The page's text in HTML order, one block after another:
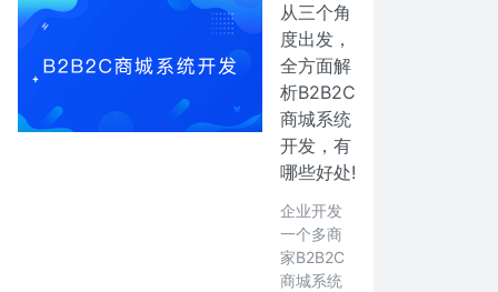
从三个角
度出发，
全方面解
析B2B2C
商城系统
开发，有
哪些好处!
企业开发
一个多商
家B2B2C
商城系统